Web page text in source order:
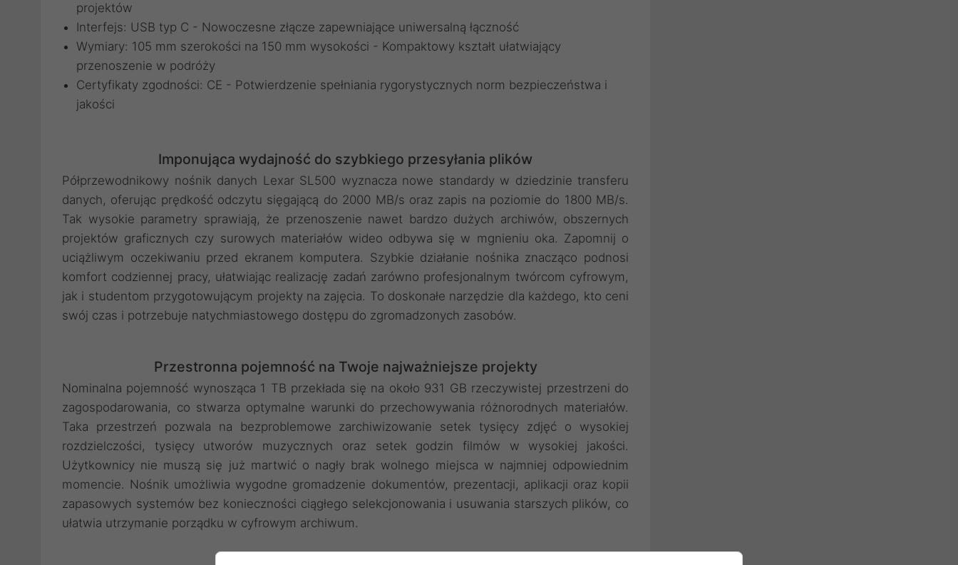
projektów
Interfejs: USB typ C - Nowoczesne złącze zapewniające uniwersalną łączność
Wymiary: 105 mm szerokości na 150 mm wysokości - Kompaktowy kształt ułatwiający
przenoszenie w podróży
Certyfikaty zgodności: CE - Potwierdzenie spełniania rygorystycznych norm bezpieczeństwa i
jakości
Imponująca wydajność do szybkiego przesyłania plików
Półprzewodnikowy nośnik danych Lexar SL500 wyznacza nowe standardy w dziedzinie transferu
danych, oferując prędkość odczytu sięgającą do 2000 MB/s oraz zapis na poziomie do 1800 MB/s.
Tak wysokie parametry sprawiają, że przenoszenie nawet bardzo dużych archiwów, obszernych
projektów graficznych czy surowych materiałów wideo odbywa się w mgnieniu oka. Zapomnij o
uciążliwym oczekiwaniu przed ekranem komputera. Szybkie działanie nośnika znacząco podnosi
komfort codziennej pracy, ułatwiając realizację zadań zarówno profesjonalnym twórcom cyfrowym,
jak i studentom przygotowującym projekty na zajęcia. To doskonałe narzędzie dla każdego, kto ceni
swój czas i potrzebuje natychmiastowego dostępu do zgromadzonych zasobów.
Przestronna pojemność na Twoje najważniejsze projekty
Nominalna pojemność wynosząca 1 TB przekłada się na około 931 GB rzeczywistej przestrzeni do
zagospodarowania, co stwarza optymalne warunki do przechowywania różnorodnych materiałów.
Taka przestrzeń pozwala na bezproblemowe zarchiwizowanie setek tysięcy zdjęć o wysokiej
rozdzielczości, tysięcy utworów muzycznych oraz setek godzin filmów w wysokiej jakości.
Użytkownicy nie muszą się już martwić o nagły brak wolnego miejsca w najmniej odpowiednim
momencie. Nośnik umożliwia wygodne gromadzenie dokumentów, prezentacji, aplikacji oraz kopii
zapasowych systemów bez konieczności ciągłego selekcjonowania i usuwania starszych plików, co
ułatwia utrzymanie porządku w cyfrowym archiwum.